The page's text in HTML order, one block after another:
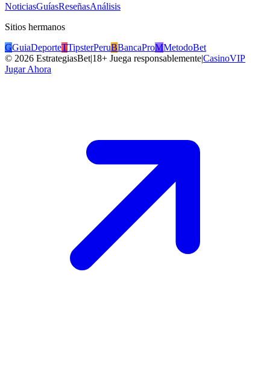
NoticiasGuíasReseñasAnálisis
Sitios hermanos
GGuiaDeporteTTipsterPeruBBancaProMMetodoBet
© 2026 EstrategiasBet|18+ Juega responsablemente|CasinoVIP
Jugar Ahora